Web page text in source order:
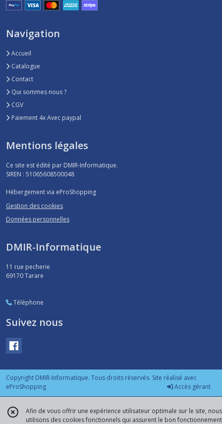
Navigation
Accueil
Catalogue
Contact
Qui sommes nous ?
CGV
Paiement 4x Avec paypal
Mentions légales
Ce site est édité par DMIR-Informatique.
SIREN : 51065608500048
Hébergement via eProShopping
Gestion des cookies
Données personnelles
DMIR-Informatique
11 rue pecherie
69170Tarare
Téléphone
Suivez nous
Copyright DMIR-Informatique. Tous droits réservés. Site réalisé avec
eProShopping
Accès gérant
Afin de vous offrir une expérience utilisateur optimale sur le site, nous
utilisons des cookies fonctionnels qui assurent le bon fonctionnement